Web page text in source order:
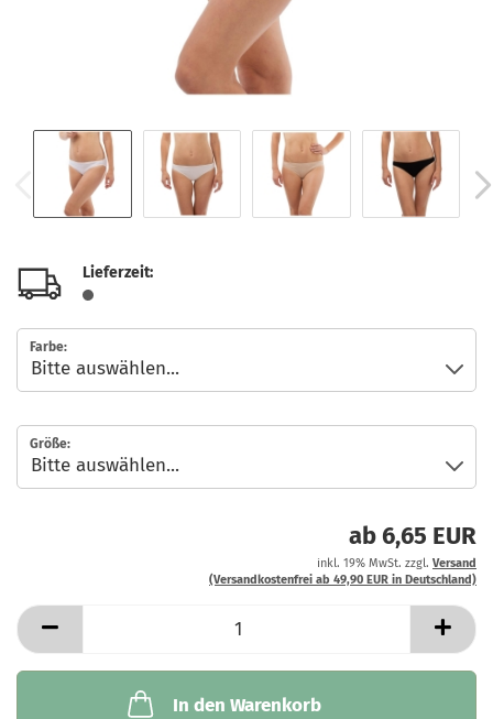
Lieferzeit:
Farbe:
Größe:
ab 6,65 EUR
inkl. 19% MwSt. zzgl. Versand
(Versandkostenfrei ab 49,90 EUR in Deutschland)
In den Warenkorb